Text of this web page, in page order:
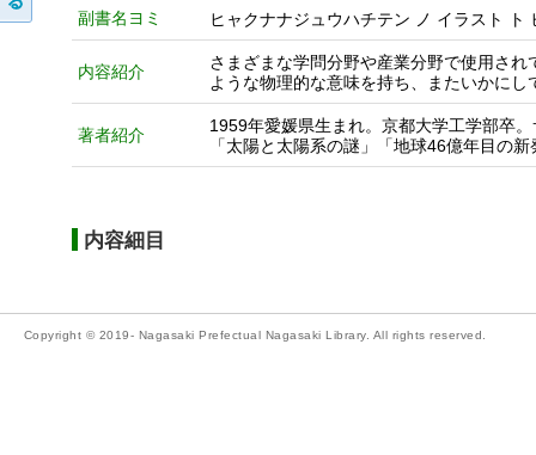
副書名ヨミ ヒャクナナジュウハチテン ノ イラスト
内容紹介
さまざまな学問分野や産業分野で使用さ
ような物理的な意味を持ち、またいかに
著者紹介
1959年愛媛県生まれ。京都大学工学部卒
「太陽と太陽系の謎」「地球46億年目の
内容細目
Copyright © 2019- Nagasaki Prefectual Nagasaki Library. All rights reserved.